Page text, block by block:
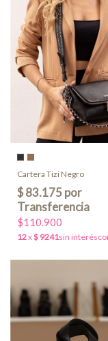
Cartera Tizi Negro
$110.900